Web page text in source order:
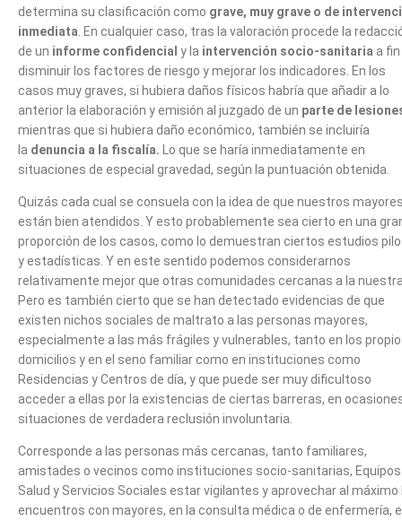
determina su clasificación como grave, muy grave o de
inmediata . En cualquier caso, tras la valoración procede la
de un informe confidencial y la intervención socio-sanitaria a
disminuir los factores de riesgo y mejorar los indicadores. En los
casos muy graves, si hubiera daños físicos habría que añadir a lo
anterior la elaboración y emisión al juzgado de un parte de
mientras que si hubiera daño económico, también se incluiría
la denuncia a la fiscalía.
Lo que se haría inmediatamente en
situaciones de especial gravedad, según la puntuación obtenida.
Quizás cada cual se consuela con la idea de que nuestros
están bien atendidos. Y esto probablemente sea cierto en una
proporción de los casos, como lo demuestran ciertos estudios
y estadísticas. Y en este sentido podemos considerarnos
relativamente mejor que otras comunidades cercanas a la
Pero es también cierto que se han detectado evidencias de que
existen nichos sociales de maltrato a las personas mayores,
especialmente a las más frágiles y vulnerables, tanto en los
domicilios y en el seno familiar como en instituciones como
Residencias y Centros de día, y que puede ser muy dificultoso
acceder a ellas por la existencias de ciertas barreras, en
situaciones de verdadera reclusión involuntaria.
Corresponde a las personas más cercanas, tanto familiares,
amistades o vecinos como instituciones socio-sanitarias,
Salud y Servicios Sociales estar vigilantes y aprovechar al máximo
encuentros con mayores, en la consulta médica o de enfermería,